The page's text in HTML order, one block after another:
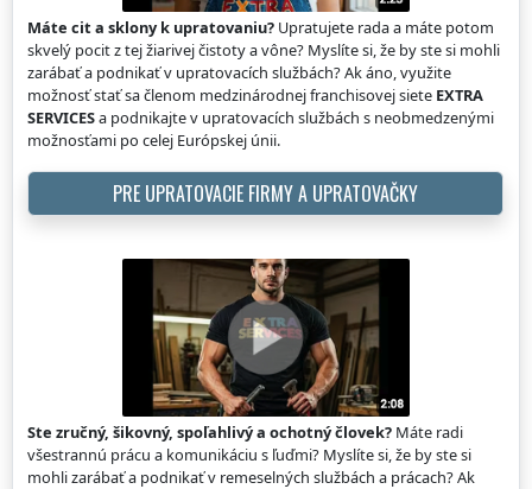
Máte cit a sklony k upratovaniu? Upratujete rada a máte potom
skvelý pocit z tej žiarivej čistoty a vône? Myslíte si, že by ste si mohli
zarábať a podnikať v upratovacích službách? Ak áno, využite
možnosť stať sa členom medzinárodnej franchisovej siete EXTRA
SERVICESa podnikajte v upratovacích službách s neobmedzenými
možnosťami po celej Európskej únii.
PRE UPRATOVACIE FIRMY A UPRATOVAČKY
Ste zručný, šikovný, spoľahlivý a ochotný človek? Máte radi
všestrannú prácu a komunikáciu s ľuďmi? Myslíte si, že by ste si
mohli zarábať a podnikať v remeselných službách a prácach? Ak